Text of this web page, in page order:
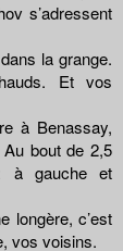
s’adressent
la grange.
Et vos
à Benassay,
bout de 2,5
à gauche et
longère, c’est
vos voisins.